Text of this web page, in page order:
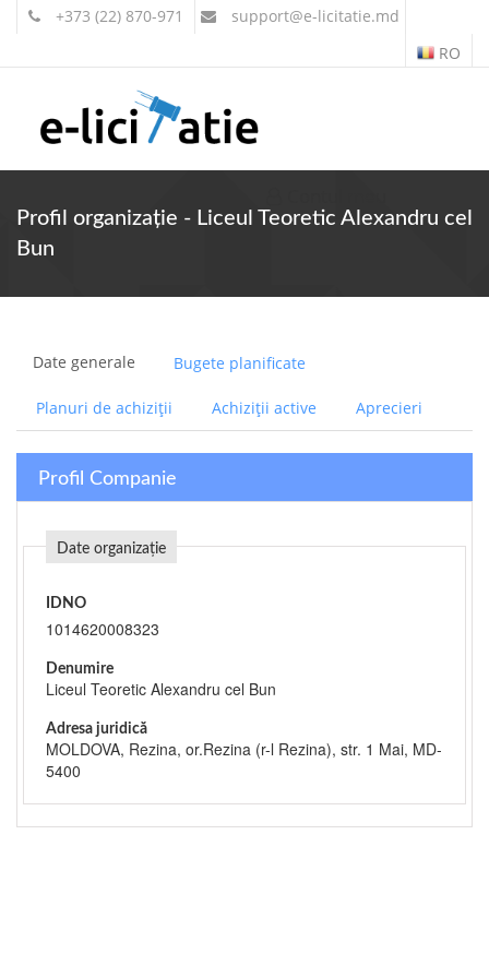
+373 (22) 870-971 support@e-licitatie.md
RO
Profil organizație - Liceul Teoretic Alexandru cel
Bun
Date generale Bugete planificate
Planuri de achiziții Achiziții active Aprecieri
Profil Companie
Date organizație
IDNO
1014620008323
Denumire
Liceul Teoretic Alexandru cel Bun
Adresa juridică
MOLDOVA, Rezina, or.Rezina (r-l Rezina), str. 1 Mai, MD-
5400